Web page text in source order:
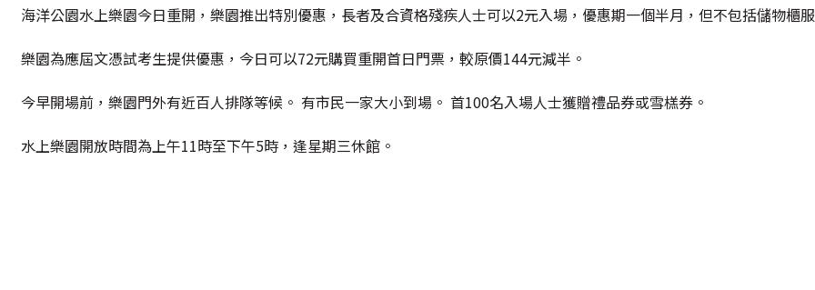
海洋公園水上樂園今日重開，樂園推出特別優惠，長者及合資格殘疾人士可以2元入場，優惠期一個半月，但不包括儲物櫃
樂園為應屆文憑試考生提供優惠，今日可以72元購買重開首日門票，較原價144元減半。
今早開場前，樂園門外有近百人排隊等候。 有市民一家大小到場。 首100名入場人士獲贈禮品券或雪榚券。
水上樂園開放時間為上午11時至下午5時，逢星期三休館。